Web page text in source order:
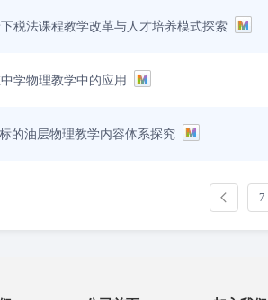
税法课程教学改革与人才培养模式探索
学物理教学中的应用
的油层物理教学内容体系探究
7